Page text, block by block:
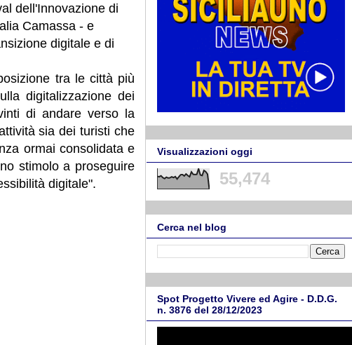
dell'Innovazione di
Camassa - e
digitale e di
tra le città più
digitalizzazione dei
di andare verso la
sia dei turisti che
ormai consolidata e
stimolo a proseguire
digitale".
Visualizzazioni oggi
55,474
Cerca nel blog
Spot Progetto Vivere ed Agire - D.D.G.
n. 3876 del 28/12/2023